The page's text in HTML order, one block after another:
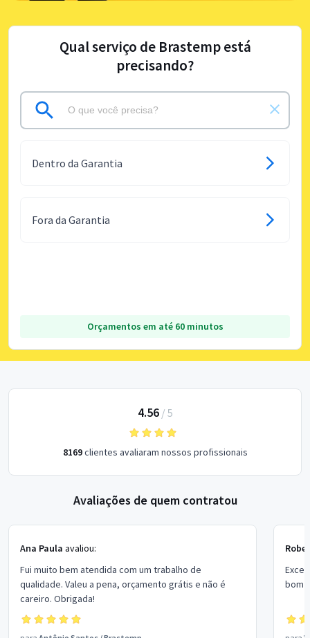
Qual serviço de Brastemp está
precisando?
Dentro da Garantia
Fora da Garantia
Orçamentos em até 60 minutos
4.56/ 5
8169clientes avaliaram nossos profissionais
Avaliações de quem contratou
Ana Paula avaliou:
Fui muito bem atendida com um trabalho de
qualidade. Valeu a pena, orçamento grátis e não é
careiro. Obrigada!
bom